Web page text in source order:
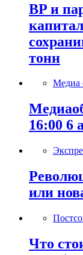
BP и
тонн
Медиа
16:00 6
или
Что